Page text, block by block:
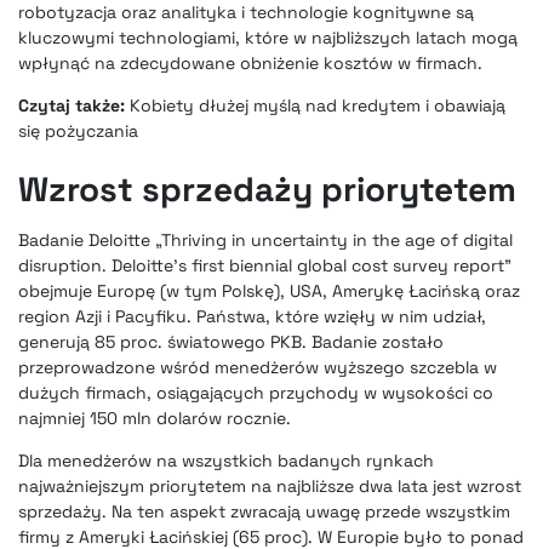
robotyzacja oraz analityka i technologie kognitywne są
kluczowymi technologiami, które w najbliższych latach mogą
wpłynąć na zdecydowane obniżenie kosztów w firmach.
Czytaj także: Kobiety dłużej myślą nad kredytem i obawiają
się pożyczania
Wzrost sprzedaży priorytetem
Badanie Deloitte „Thriving in uncertainty in the age of digital
disruption. Deloitte’s first biennial global cost survey report”
obejmuje Europę (w tym Polskę), USA, Amerykę Łacińską oraz
region Azji i Pacyfiku. Państwa, które wzięły w nim udział,
generują 85 proc. światowego PKB. Badanie zostało
przeprowadzone wśród menedżerów wyższego szczebla w
dużych firmach, osiągających przychody w wysokości co
najmniej 150 mln dolarów rocznie.
Dla menedżerów na wszystkich badanych rynkach
najważniejszym priorytetem na najbliższe dwa lata jest wzrost
sprzedaży. Na ten aspekt zwracają uwagę przede wszystkim
firmy z Ameryki Łacińskiej (65 proc). W Europie było to ponad